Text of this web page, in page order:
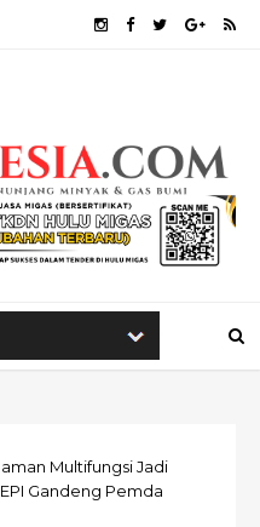
Multifungsi Jadi
Gandeng Pemda